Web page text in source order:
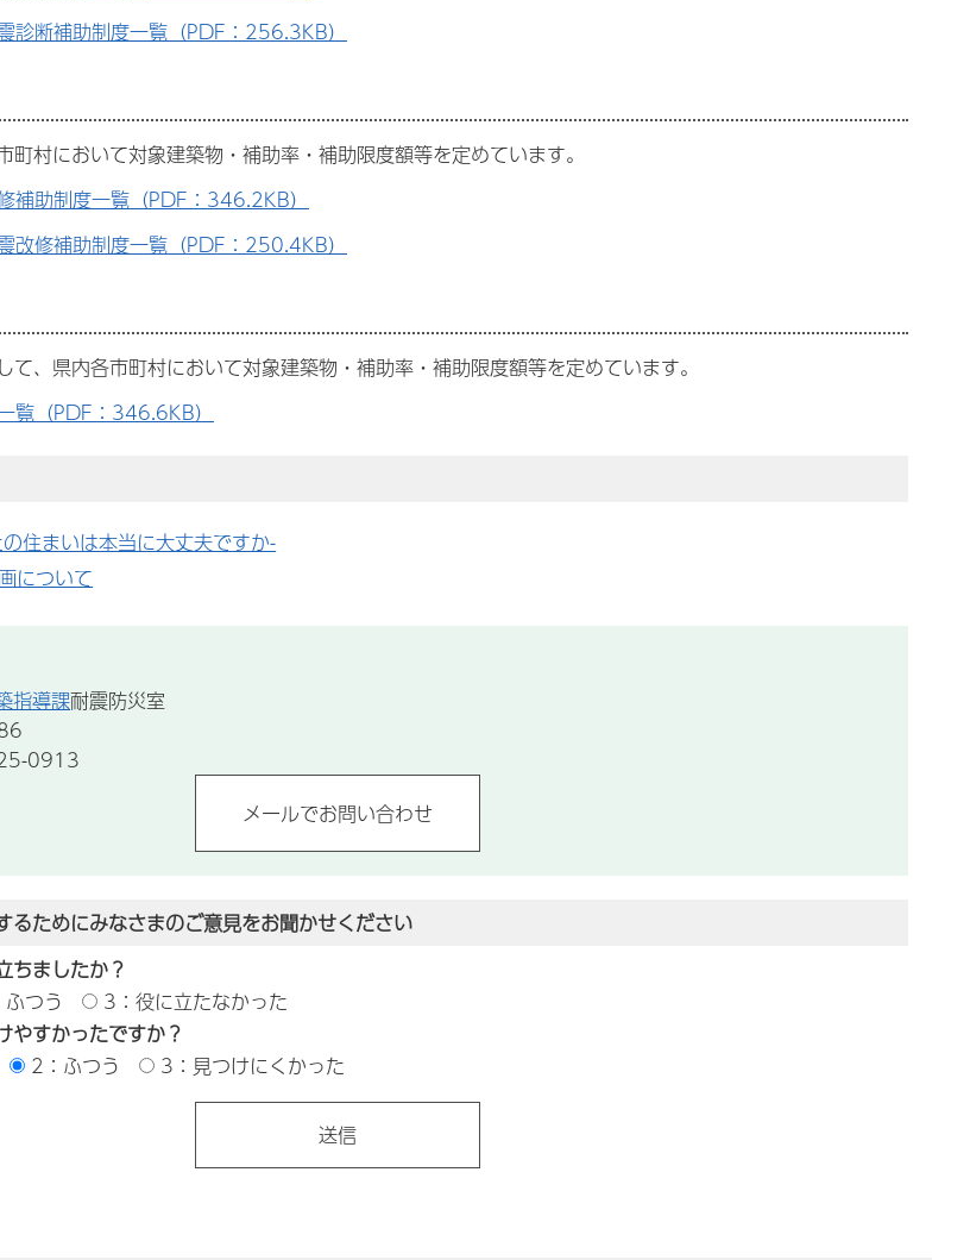
診断補助制度一覧（PDF：256.3KB）
村において対象建築物・補助率・補助限度額等を定めています。
補助制度一覧（PDF：346.2KB）
改修補助制度一覧（PDF：250.4KB）
て、県内各市町村において対象建築物・補助率・補助限度額等を定めています。
覧（PDF：346.6KB）
住まいは本当に大丈夫ですか-
について
指導課耐震防災室
0913
るためにみなさまのご意見をお聞かせください
ちましたか？
つう
3：役に立たなかった
やすかったですか？
2：ふつう 3：見つけにくかった